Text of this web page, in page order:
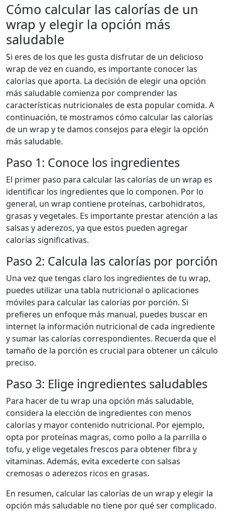
Cómo calcular las calorías de un
wrap y elegir la opción más
saludable
Si eres de los que les gusta disfrutar de un delicioso
wrap de vez en cuando, es importante conocer las
calorías que aporta. La decisión de elegir una opción
más saludable comienza por comprender las
características nutricionales de esta popular comida. A
continuación, te mostramos cómo calcular las calorías
de un wrap y te damos consejos para elegir la opción
más saludable.
Paso 1: Conoce los ingredientes
El primer paso para calcular las calorías de un wrap es
identificar los ingredientes que lo componen. Por lo
general, un wrap contiene proteínas, carbohidratos,
grasas y vegetales. Es importante prestar atención a las
salsas y aderezos, ya que estos pueden agregar
calorías significativas.
Paso 2: Calcula las calorías por porción
Una vez que tengas claro los ingredientes de tu wrap,
puedes utilizar una tabla nutricional o aplicaciones
móviles para calcular las calorías por porción. Si
prefieres un enfoque más manual, puedes buscar en
internet la información nutricional de cada ingrediente
y sumar las calorías correspondientes. Recuerda que el
tamaño de la porción es crucial para obtener un cálculo
preciso.
Paso 3: Elige ingredientes saludables
Para hacer de tu wrap una opción más saludable,
considera la elección de ingredientes con menos
calorías y mayor contenido nutricional. Por ejemplo,
opta por proteínas magras, como pollo a la parrilla o
tofu, y elige vegetales frescos para obtener fibra y
vitaminas. Además, evita excederte con salsas
cremosas o aderezos ricos en grasas.
En resumen, calcular las calorías de un wrap y elegir la
opción más saludable no tiene por qué ser complicado.